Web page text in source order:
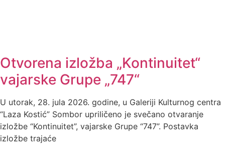
Otvorena izložba „Kontinuitet“
vajarske Grupe „747“
U utorak, 28. jula 2026. godine, u Galeriji Kulturnog centra
“Laza Kostić” Sombor upriličeno je svečano otvaranje
izložbe “Kontinuitet”, vajarske Grupe “747”. Postavka
izložbe trajaće